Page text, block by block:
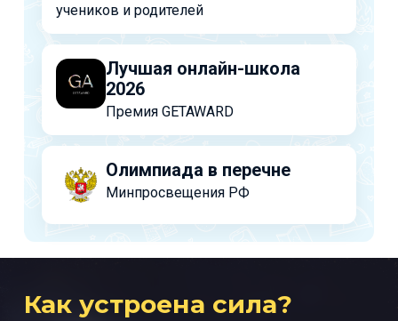
учеников и родителей
Лучшая онлайн-школа
2026
Премия GETAWARD
Олимпиада в перечне
Минпросвещения РФ
Как устроена сила?